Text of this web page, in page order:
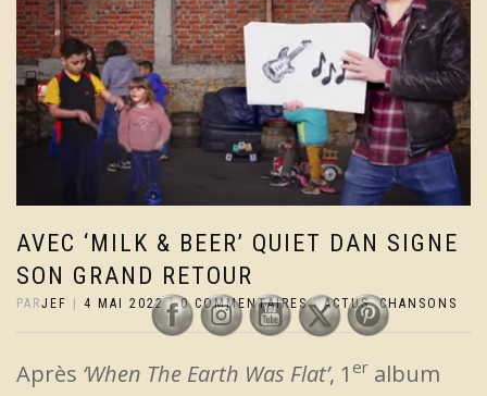
AVEC ‘MILK & BEER’ QUIET DAN SIGNE
SON GRAND RETOUR
PARJEF | 4 MAI 2022|0 COMMENTAIRES|ACTUS,CHANSONS
Après ‘When The Earth Was Flat’, 1 er album